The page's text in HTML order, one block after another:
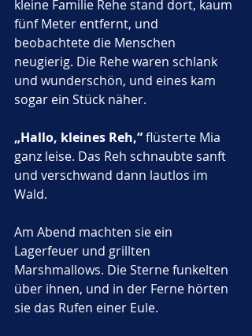
kleine Familie Rehe stand dort, kaum
fünf Meter entfernt, und
beobachtete die Menschen
neugierig. Die Rehe waren schlank
und wunderschön, und eines kam
sogar ein Stück näher.
„Hallo, kleines Reh,“ flüsterte Mia
ganz leise. Das Reh schnaubte sanft
und verschwand dann lautlos im
Wald.
Am Abend machten sie ein
Lagerfeuer und grillten
Marshmallows. Die Sterne funkelten
über ihnen, und in der Ferne hörten
sie das Rufen einer Eule.